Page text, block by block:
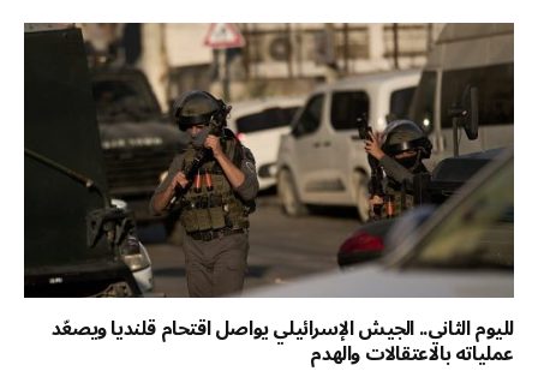
لليوم الثاني.. الجيش الإسرائيلي يواصل اقتحام قلنديا ويصعّد
عملياته بالاعتقالات والهدم